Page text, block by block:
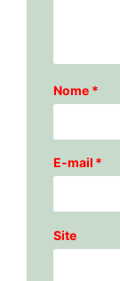
Nome *
E-mail *
Site